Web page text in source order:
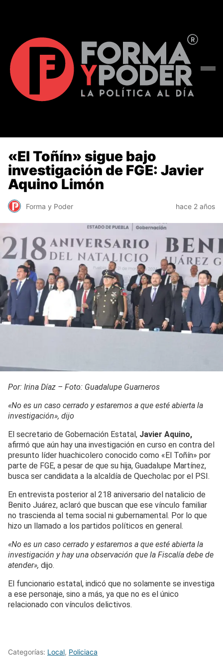
«El Toñín» sigue bajo
investigación de FGE: Javier
Aquino Limón
Forma y Poder hace 2 años
Por: Irina Díaz – Foto: Guadalupe Guarneros
«No es un caso cerrado y estaremos a que esté abierta la
investigación», dijo
El secretario de Gobernación Estatal, Javier Aquino,
afirmó que aún hay una investigación en curso en contra del
presunto líder huachicolero conocido como «El Toñín» por
parte de FGE, a pesar de que su hija, Guadalupe Martínez,
busca ser candidata a la alcaldía de Quecholac por el PSI.
En entrevista posterior al 218 aniversario del natalicio de
Benito Juárez, aclaró que buscan que ese vínculo familiar
no trascienda al tema social ni gubernamental. Por lo que
hizo un llamado a los partidos políticos en general.
«No es un caso cerrado y estaremos a que esté abierta la
investigación y hay una observación que la Fiscalía debe de
atender», dijo.
El funcionario estatal, indicó que no solamente se investiga
a ese personaje, sino a más, ya que no es el único
relacionado con vínculos delictivos.
Categorías: Local, Policiaca